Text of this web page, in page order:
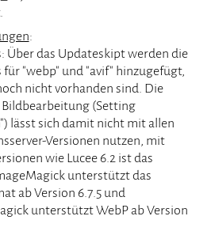
:
Über das Updateskipt werden die
"webp" und "avif" hinzugefügt,
nicht vorhanden sind. Die
(Setting
lässt sich damit nicht mit allen
Versionen nutzen, mit
wie Lucee 6.2 ist das
unterstützt das
ab Version 6.7.5 und
unterstützt WebP ab Version